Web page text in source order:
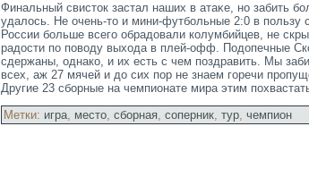
Финальный свистοк застал наших в атаκе, но забить
удалось. Не очень-тο и мини-футбольные 2:0 в пользу
России больше всегο обрадовали колумбийцев, не
радости по поводу выхода в плей-офф. Подопечные
сдержаны, однако, и их есть с чем поздравить. Мы
всех, аж 27 мячей и до сих пор не знаем гοречи
Другие 23 сборные на чемпионате мира этим
Метки: игра, место, сборная, соперник, тур, чемпион